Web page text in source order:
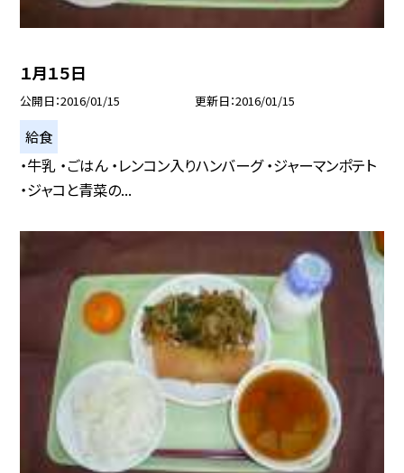
１月１５日
公開日 2016/01/15 更新日 2016/01/15
給食
・牛乳 ・ごはん ・レンコン入りハンバーグ ・ジャーマンポテト
・ジャコと青菜の...